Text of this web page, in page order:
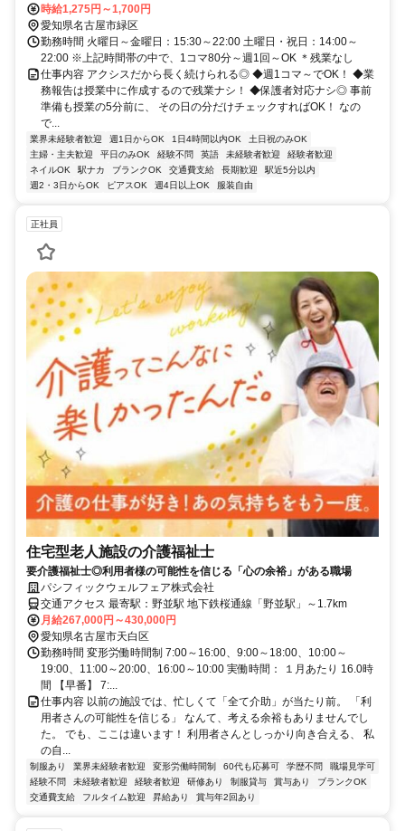
鳴子北2番口徒歩約16分、名古屋市営桜通線 鶴里2番口徒歩約19分
時給1,275円～1,700円
愛知県名古屋市緑区
勤務時間 火曜日～金曜日：15:30～22:00 土曜日・祝日：14:00～
22:00 ※上記時間帯の中で、1コマ80分～週1回～OK ＊残業なし
仕事内容 アクシスだから長く続けられる◎ ◆週1コマ～でOK！ ◆業
務報告は授業中に作成するので残業ナシ！ ◆保護者対応ナシ◎ 事前
準備も授業の5分前に、 その日の分だけチェックすればOK！ なの
で...
業界未経験者歓迎 週1日からOK 1日4時間以内OK
土日祝のみOK
主婦・主夫歓迎
平日のみOK 経験不問 英語 未経験者歓迎
経験者歓迎
ネイルOK
駅ナカ ブランクOK 交通費支給 長期歓迎
駅近5分以内
週2・3日からOK
ピアスOK 週4日以上OK 服装自由
正社員
住宅型老人施設の介護福祉士
要介護福祉士◎利用者様の可能性を信じる「心の余裕」がある職場
パシフィックウェルフェア株式会社
交通アクセス 最寄駅：野並駅 地下鉄桜通線「野並駅」～1.7km
月給267,000円～430,000円
愛知県名古屋市天白区
勤務時間 変形労働時間制 7:00～16:00、9:00～18:00、10:00～
19:00、11:00～20:00、16:00～10:00 実働時間： １月あたり 16.0時
間 【早番】 7:...
仕事内容 以前の施設では、忙しくて「全て介助」が当たり前。 「利
用者さんの可能性を信じる」 なんて、考える余裕もありませんでし
た。 でも、ここは違います！ 利用者さんとしっかり向き合える、 私
の自...
制服あり 業界未経験者歓迎 変形労働時間制 60代も応募可 学歴不問
職場見学可
経験不問
未経験者歓迎 経験者歓迎 研修あり 制服貸与 賞与あり
ブランクOK
交通費支給
フルタイム歓迎 昇給あり 賞与年2回あり